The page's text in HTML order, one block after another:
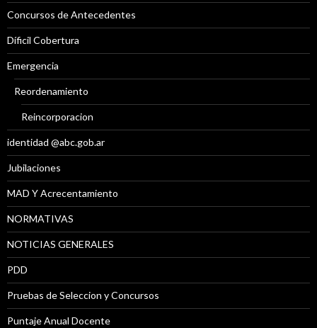
Concursos de Antecedentes
Díficil Cobertura
Emergencia
Reordenamiento
Reincorporacion
identidad @abc.gob.ar
Jubilaciones
MAD Y Acrecentamiento
NORMATIVAS
NOTICIAS GENERALES
PDD
Pruebas de Seleccion y Concursos
Puntaje Anual Docente